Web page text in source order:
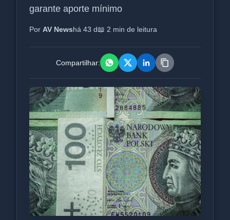
garante aporte mínimo
Por AV Newshá 43 d📖 2 min de leitura
Compartilhar: